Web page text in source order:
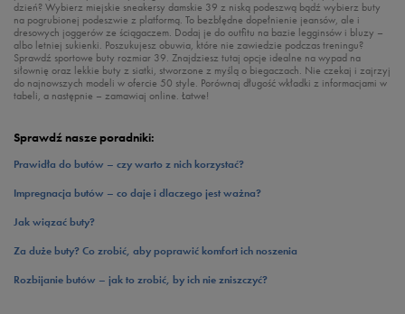
dzień? Wybierz miejskie sneakersy damskie 39 z niską podeszwą bądź wybierz buty
na pogrubionej podeszwie z platformą. To bezbłędne dopełnienie jeansów, ale i
dresowych joggerów ze ściągaczem. Dodaj je do outfitu na bazie legginsów i bluzy –
albo letniej sukienki. Poszukujesz obuwia, które nie zawiedzie podczas treningu?
Sprawdź sportowe buty rozmiar 39. Znajdziesz tutaj opcje idealne na wypad na
siłownię oraz lekkie buty z siatki, stworzone z myślą o biegaczach. Nie czekaj i zajrzyj
do najnowszych modeli w ofercie 50 style. Porównaj długość wkładki z informacjami w
tabeli, a następnie – zamawiaj online. Łatwe!
Sprawdź nasze poradniki:
Prawidła do butów – czy warto z nich korzystać?
Impregnacja butów – co daje i dlaczego jest ważna?
Jak wiązać buty?
Za duże buty? Co zrobić, aby poprawić komfort ich noszenia
Rozbijanie butów – jak to zrobić, by ich nie zniszczyć?